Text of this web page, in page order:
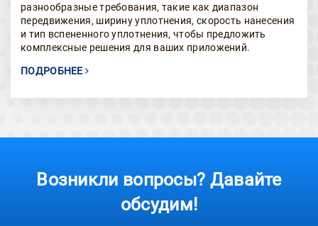
разнообразные требования, такие как диапазон
передвижения, ширину уплотнения, скорость нанесения
и тип вспененного уплотнения, чтобы предложить
комплексные решения для ваших приложений.
ПОДРОБНЕЕ
Возникли вопросы? Давайте
обсудим!